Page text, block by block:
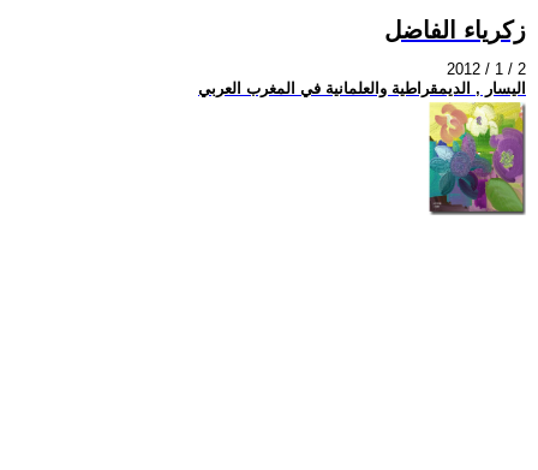
زكرياء الفاضل
2012 / 1 / 2
اليسار , الديمقراطية والعلمانية في المغرب العربي